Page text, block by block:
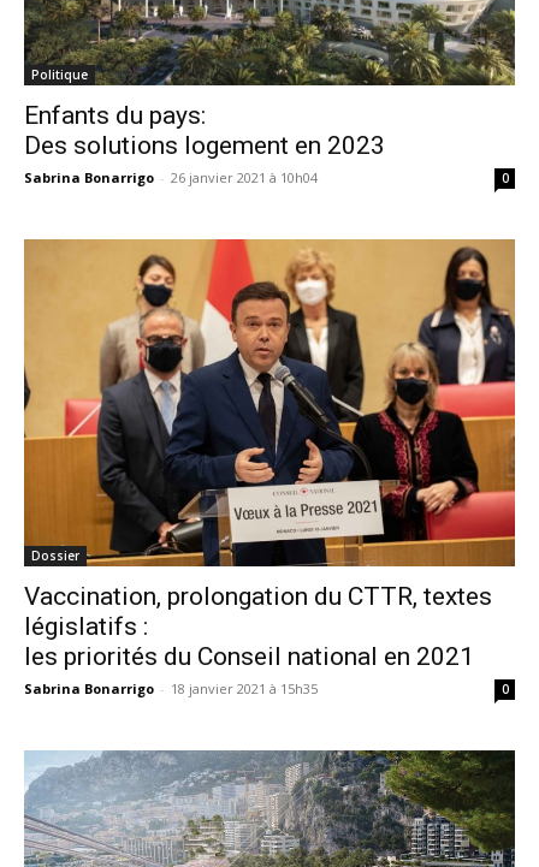
Politique
Enfants du pays:
Des solutions logement en 2023
Sabrina Bonarrigo - 26 janvier 2021 à 10h04 0
Dossier
Vaccination, prolongation du CTTR, textes
législatifs :
les priorités du Conseil national en 2021
Sabrina Bonarrigo - 18 janvier 2021 à 15h35 0